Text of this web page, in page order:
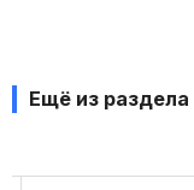
Ещё из раздела